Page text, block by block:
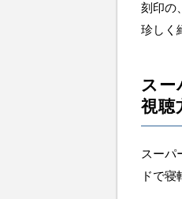
刻印の
珍しく
ス
視聴
スーパ
ドで